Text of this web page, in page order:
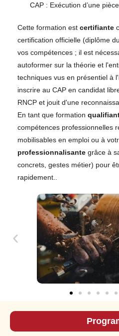
CAP : Exécution d’une
Cette formation est certifiante
certification officielle (diplôme
vos compétences ; il est
autoformer sur la théorie et
techniques vus en présentiel à
inscrire au CAP en candidat
RNCP et jouit d'une
En tant que formation
compétences professionnelles
mobilisables en emploi ou à
professionnalisante grâce à
concrets, gestes métier) pour
rapidement..